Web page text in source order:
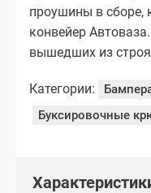
проушины в сборе,
конвейер
вышедших из
Категории:
Буксировочные